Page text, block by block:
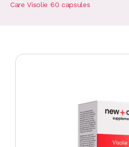
Care Visolie 60 capsules